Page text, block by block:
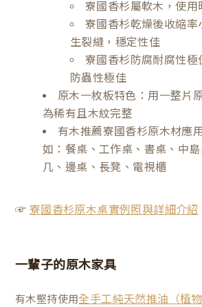
寮國香杉屬軟木，使
寮國香杉乾燥後收縮
生裂縫，穩定性佳
寮國香杉防腐耐腐性極
防蟲性極佳
原木一枚板特色：用一整片
為稀有且木紋完整
有木推薦寮國香杉原木材應
如：餐桌、工作桌、書桌、中
几、邊桌、長凳、電視櫃
☞ 寮國香杉原木桌實例照與詳細介紹
一輩子的原木家具
有木堅持使用全手工純天然推油（植物